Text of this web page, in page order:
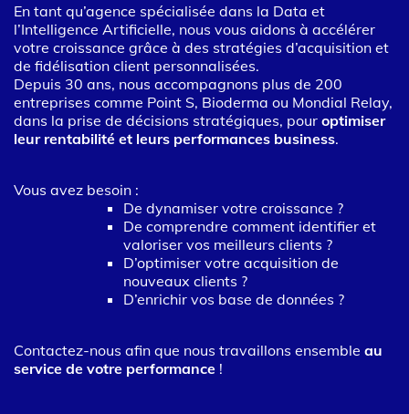
En tant qu’agence spécialisée dans la Data et
l’Intelligence Artificielle, nous vous aidons à accélérer
votre croissance grâce à des stratégies d’acquisition et
de fidélisation client personnalisées.
Depuis 30 ans, nous accompagnons plus de 200
entreprises comme Point S, Bioderma ou Mondial Relay,
dans la prise de décisions stratégiques, pour optimiser
leur rentabilité et leurs performances business.
Vous avez besoin :
De dynamiser votre croissance ?
De comprendre comment identifier et
valoriser vos meilleurs clients ?
D’optimiser votre acquisition de
nouveaux clients ?
D’enrichir vos base de données ?
Contactez-nous afin que nous travaillons ensemble au
service de votre performance !